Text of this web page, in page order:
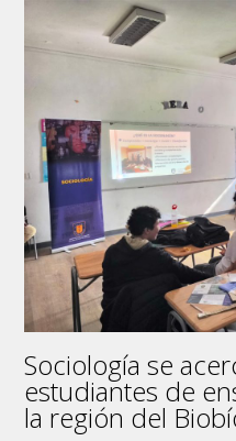
Sociología se
estudiantes de
la región del